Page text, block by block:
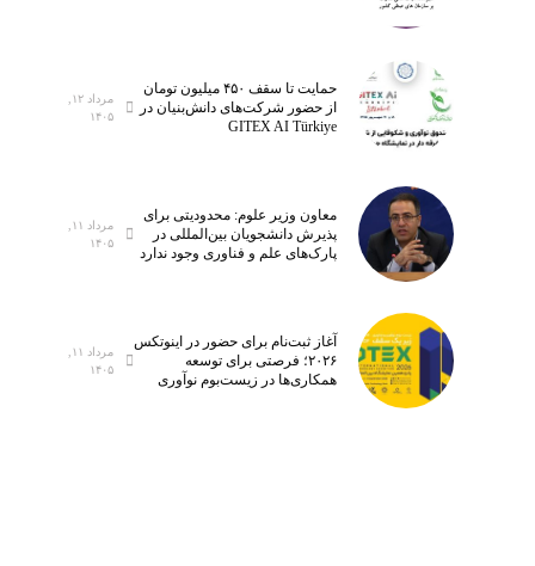
حمایت تا سقف ۴۵۰ میلیون تومان
از حضور شرکت‌های دانش‌بنیان در
GITEX AI Türkiye
۱۴۰۵
معاون وزیر علوم: محدودیتی برای
پذیرش دانشجویان بین‌المللی در
پارک‌های علم و فناوری وجود ندارد
۱۴۰۵
آغاز ثبت‌نام برای حضور در اینوتکس
۲۰۲۶؛ فرصتی برای توسعه
همکاری‌ها در زیست‌بوم نوآوری
۱۴۰۵